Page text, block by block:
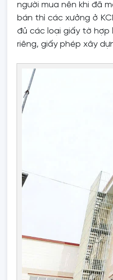
người mua nên khi đã
bán thì các xưởng ở
đủ các loại giấy tờ hợp
riêng, giấy phép xây